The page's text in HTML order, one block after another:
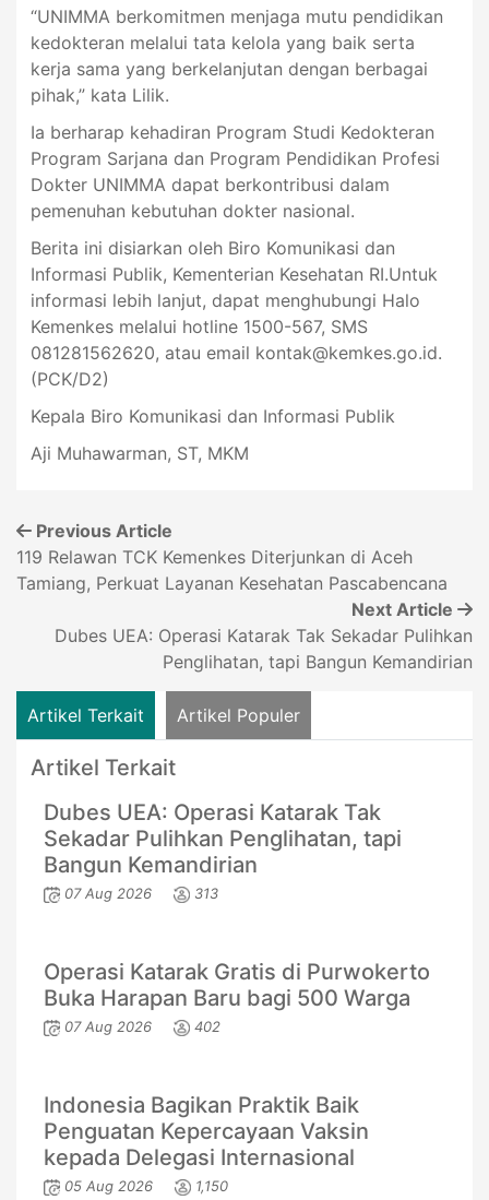
“UNIMMA berkomitmen menjaga mutu pendidikan
kedokteran melalui tata kelola yang baik serta
kerja sama yang berkelanjutan dengan berbagai
pihak,” kata Lilik.
Ia berharap kehadiran Program Studi Kedokteran
Program Sarjana dan Program Pendidikan Profesi
Dokter UNIMMA dapat berkontribusi dalam
pemenuhan kebutuhan dokter nasional.
Berita ini disiarkan oleh Biro Komunikasi dan
Informasi Publik, Kementerian Kesehatan RI.Untuk
informasi lebih lanjut, dapat menghubungi Halo
Kemenkes melalui hotline 1500-567, SMS
081281562620, atau email kontak@kemkes.go.id.
(PCK/D2)
Kepala Biro Komunikasi dan Informasi Publik
Aji Muhawarman, ST, MKM
Previous Article
119 Relawan TCK Kemenkes Diterjunkan di Aceh
Tamiang, Perkuat Layanan Kesehatan Pascabencana
Next Article
Dubes UEA: Operasi Katarak Tak Sekadar Pulihkan
Penglihatan, tapi Bangun Kemandirian
Artikel Terkait Artikel Populer
Artikel Terkait
Dubes UEA: Operasi Katarak Tak
Sekadar Pulihkan Penglihatan, tapi
Bangun Kemandirian
07 Aug 2026 313
Operasi Katarak Gratis di Purwokerto
Buka Harapan Baru bagi 500 Warga
07 Aug 2026 402
Indonesia Bagikan Praktik Baik
Penguatan Kepercayaan Vaksin
kepada Delegasi Internasional
05 Aug 2026 1,150